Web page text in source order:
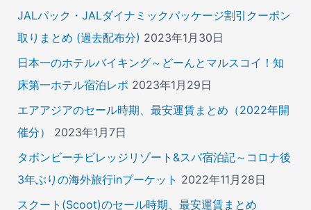
JALパック・JALダイナミックパッケージ割引クーポン
取りまとめ (過去配布分) 2023年1月30日
日本一のホテルバイキング～どーんとマルスコイ！知
床第一ホテル宿泊レポ 2023年1月29日
エアアジアのセール時期、最安運賃まとめ（2022年開
催分）
2023年1月7日
タボンビーチビレッジリゾート&スパ宿泊記～コロナ後
3年ぶりの海外旅行inプーケット 2022年11月28日
スクート(Scoot)のセール時期、最安運賃まとめ